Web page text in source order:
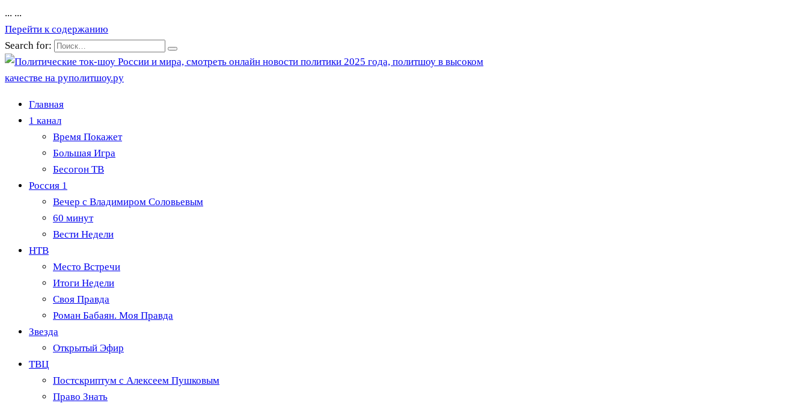
... ...
Перейти к содержанию
Search for:
Главная
1 канал
Время Покажет
Большая Игра
Бесогон ТВ
Россия 1
Вечер с Владимиром Соловьевым
60 минут
Вести Недели
НТВ
Место Встречи
Итоги Недели
Своя Правда
Роман Бабаян. Моя Правда
Звезда
Открытый Эфир
ТВЦ
Постскриптум с Алексеем Пушковым
Право Знать